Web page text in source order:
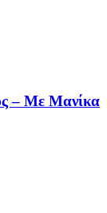
– Με Μανίκα